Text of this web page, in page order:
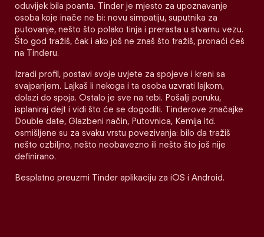
oduvijek bila poanta. Tinder je mjesto za upoznavanje
osoba koje inače ne bi: novu simpatiju, suputnika za
putovanje, nešto što polako tinja i prerasta u stvarnu vezu.
Što god tražiš, čak i ako još ne znaš što tražiš, pronaći ćeš
na Tinderu.
Izradi profil, postavi svoje uvjete za spojeve i kreni sa
svajpanjem. Lajkaš li nekoga i ta osoba uzvrati lajkom,
dolazi do spoja. Ostalo je sve na tebi. Pošalji poruku,
isplaniraj dejt i vidi što će se dogoditi. Tinderove značajke
Double date, Glazbeni način, Putovnica, Kemija itd.
osmišljene su za svaku vrstu povezivanja: bilo da tražiš
nešto ozbiljno, nešto neobavezno ili nešto što još nije
definirano.
Besplatno preuzmi Tinder aplikaciju za iOS i Android.